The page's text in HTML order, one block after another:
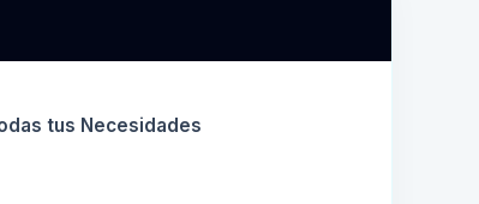
tus Necesidades